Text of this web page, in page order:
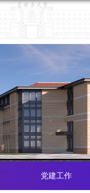
党建工作